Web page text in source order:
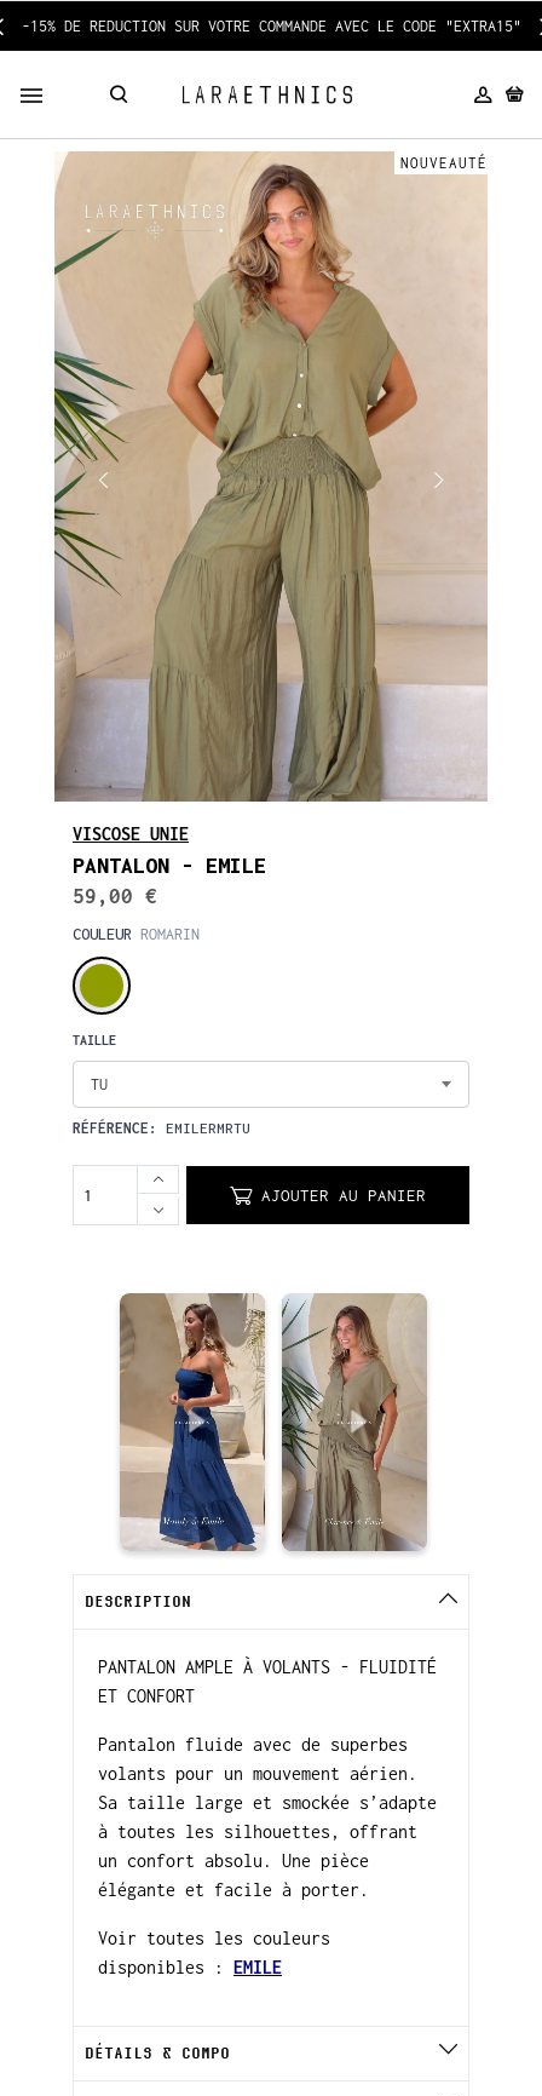
-15% DE REDUCTION SUR VOTRE COMMANDE AVEC LE CODE "EXTRA15"
NOUVEAUTÉ
VISCOSE UNIE
PANTALON - EMILE
59,00 €
COULEUR ROMARIN
TAILLE
TU
RÉFÉRENCE: EMILERMRTU
AJOUTER AU PANIER
DESCRIPTION
PANTALON AMPLE À VOLANTS - FLUIDITÉ
ET CONFORT
Pantalon fluide avec de superbes
volants pour un mouvement aérien.
Sa taille large et smockée s’adapte
à toutes les silhouettes, offrant
un confort absolu. Une pièce
élégante et facile à porter.
Voir toutes les couleurs
disponibles : EMILE
DÉTAILS & COMPO